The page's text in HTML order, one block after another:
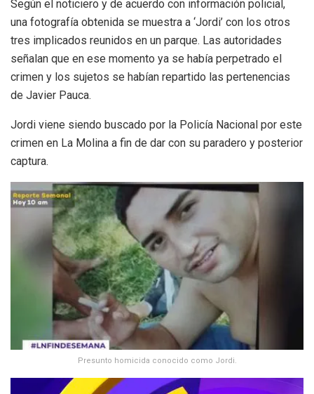
Según el noticiero y de acuerdo con información policial,
una fotografía obtenida se muestra a ‘Jordi’ con los otros
tres implicados reunidos en un parque. Las autoridades
señalan que en ese momento ya se había perpetrado el
crimen y los sujetos se habían repartido las pertenencias
de Javier Pauca.
Jordi viene siendo buscado por la Policía Nacional por este
crimen en La Molina a fin de dar con su paradero y posterior
captura.
Presunto homicida conocido como Jordi.